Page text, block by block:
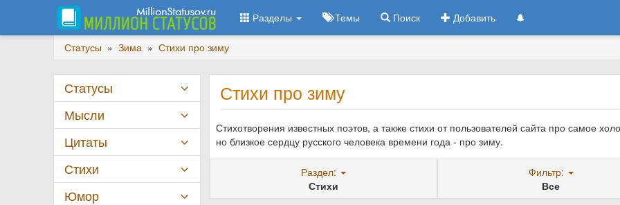
Разделы Темы Поиск Добавить
Статусы » Зима » Стихи про зиму
Стихи про зиму
Стихотворения известных поэтов, а также стихи от пользователей сайта про самое
но близкое сердцу русского человека времени года - про зиму.
Раздел:
Стихи
Фильтр:
Все
Статусы
Мысли
Цитаты
Стихи
Юмор